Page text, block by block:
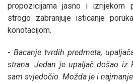
propozicijama jasno i izrijekom
strogo zabranjuje isticanje
konotacijom.
-Bacanje tvrdih predmeta,
strana. Jedan je upaljač došao iz
sam svjedočio. Možda je i